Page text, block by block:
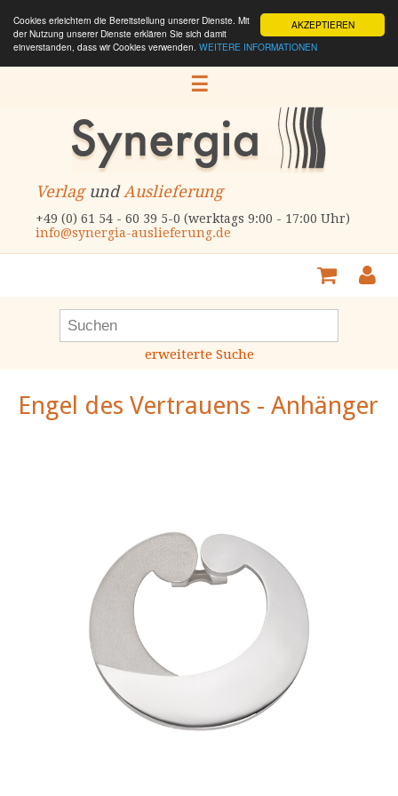
AKZEPTIEREN
Cookies erleichtern die Bereitstellung unserer Dienste. Mit
der Nutzung unserer Dienste erklären Sie sich damit
einverstanden, dass wir Cookies verwenden. WEITERE INFORMATIONEN
☰
VerlagundAuslieferung
+49 (0) 61 54 - 60 39 5-0 (werktags 9:00 - 17:00 Uhr)
info@synergia-auslieferung.de
erweiterte Suche
Engel des Vertrauens - Anhänger